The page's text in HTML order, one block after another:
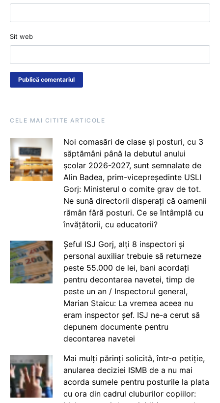
Sit web
CELE MAI CITITE ARTICOLE
Noi comasări de clase și posturi, cu 3
săptămâni până la debutul anului
școlar 2026-2027, sunt semnalate de
Alin Badea, prim-vicepreședinte USLI
Gorj: Ministerul o comite grav de tot.
Ne sună directorii disperați că oamenii
rămân fără posturi. Ce se întâmplă cu
învățătorii, cu educatorii?
Șeful ISJ Gorj, alți 8 inspectori și
personal auxiliar trebuie să returneze
peste 55.000 de lei, bani acordați
pentru decontarea navetei, timp de
peste un an / Inspectorul general,
Marian Staicu: La vremea aceea nu
eram inspector șef. ISJ ne-a cerut să
depunem documente pentru
decontarea navetei
Mai mulți părinți solicită, într-o petiție,
anularea deciziei ISMB de a nu mai
acorda sumele pentru posturile la plata
cu ora din cadrul cluburilor copiilor: